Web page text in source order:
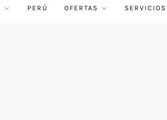
PERÚ OFERTAS